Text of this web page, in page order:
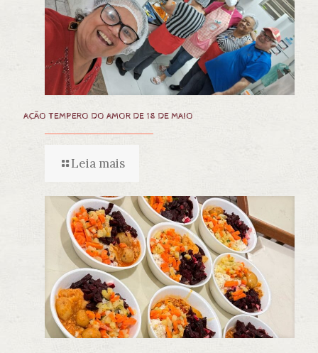
AÇÃO TEMPERO DO AMOR DE 18 DE MAIO
Leia mais